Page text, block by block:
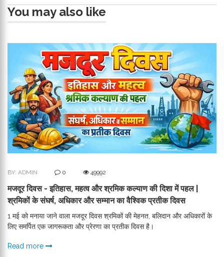
You may also like
BY: ADMIN 0 49992
मजदूर दिवस - इतिहास, महत्व और श्रमिक कल्याण की दिशा में पहल |
श्रमिकों के संघर्ष, अधिकार और सम्मान का वैश्विक प्रतीक दिवस
1 मई को मनाया जाने वाला मजदूर दिवस श्रमिकों की मेहनत, बलिदान और अधिकारों के
लिए समर्पित एक जागरूकता और प्रेरणा का प्रतीक दिवस है।
Read more